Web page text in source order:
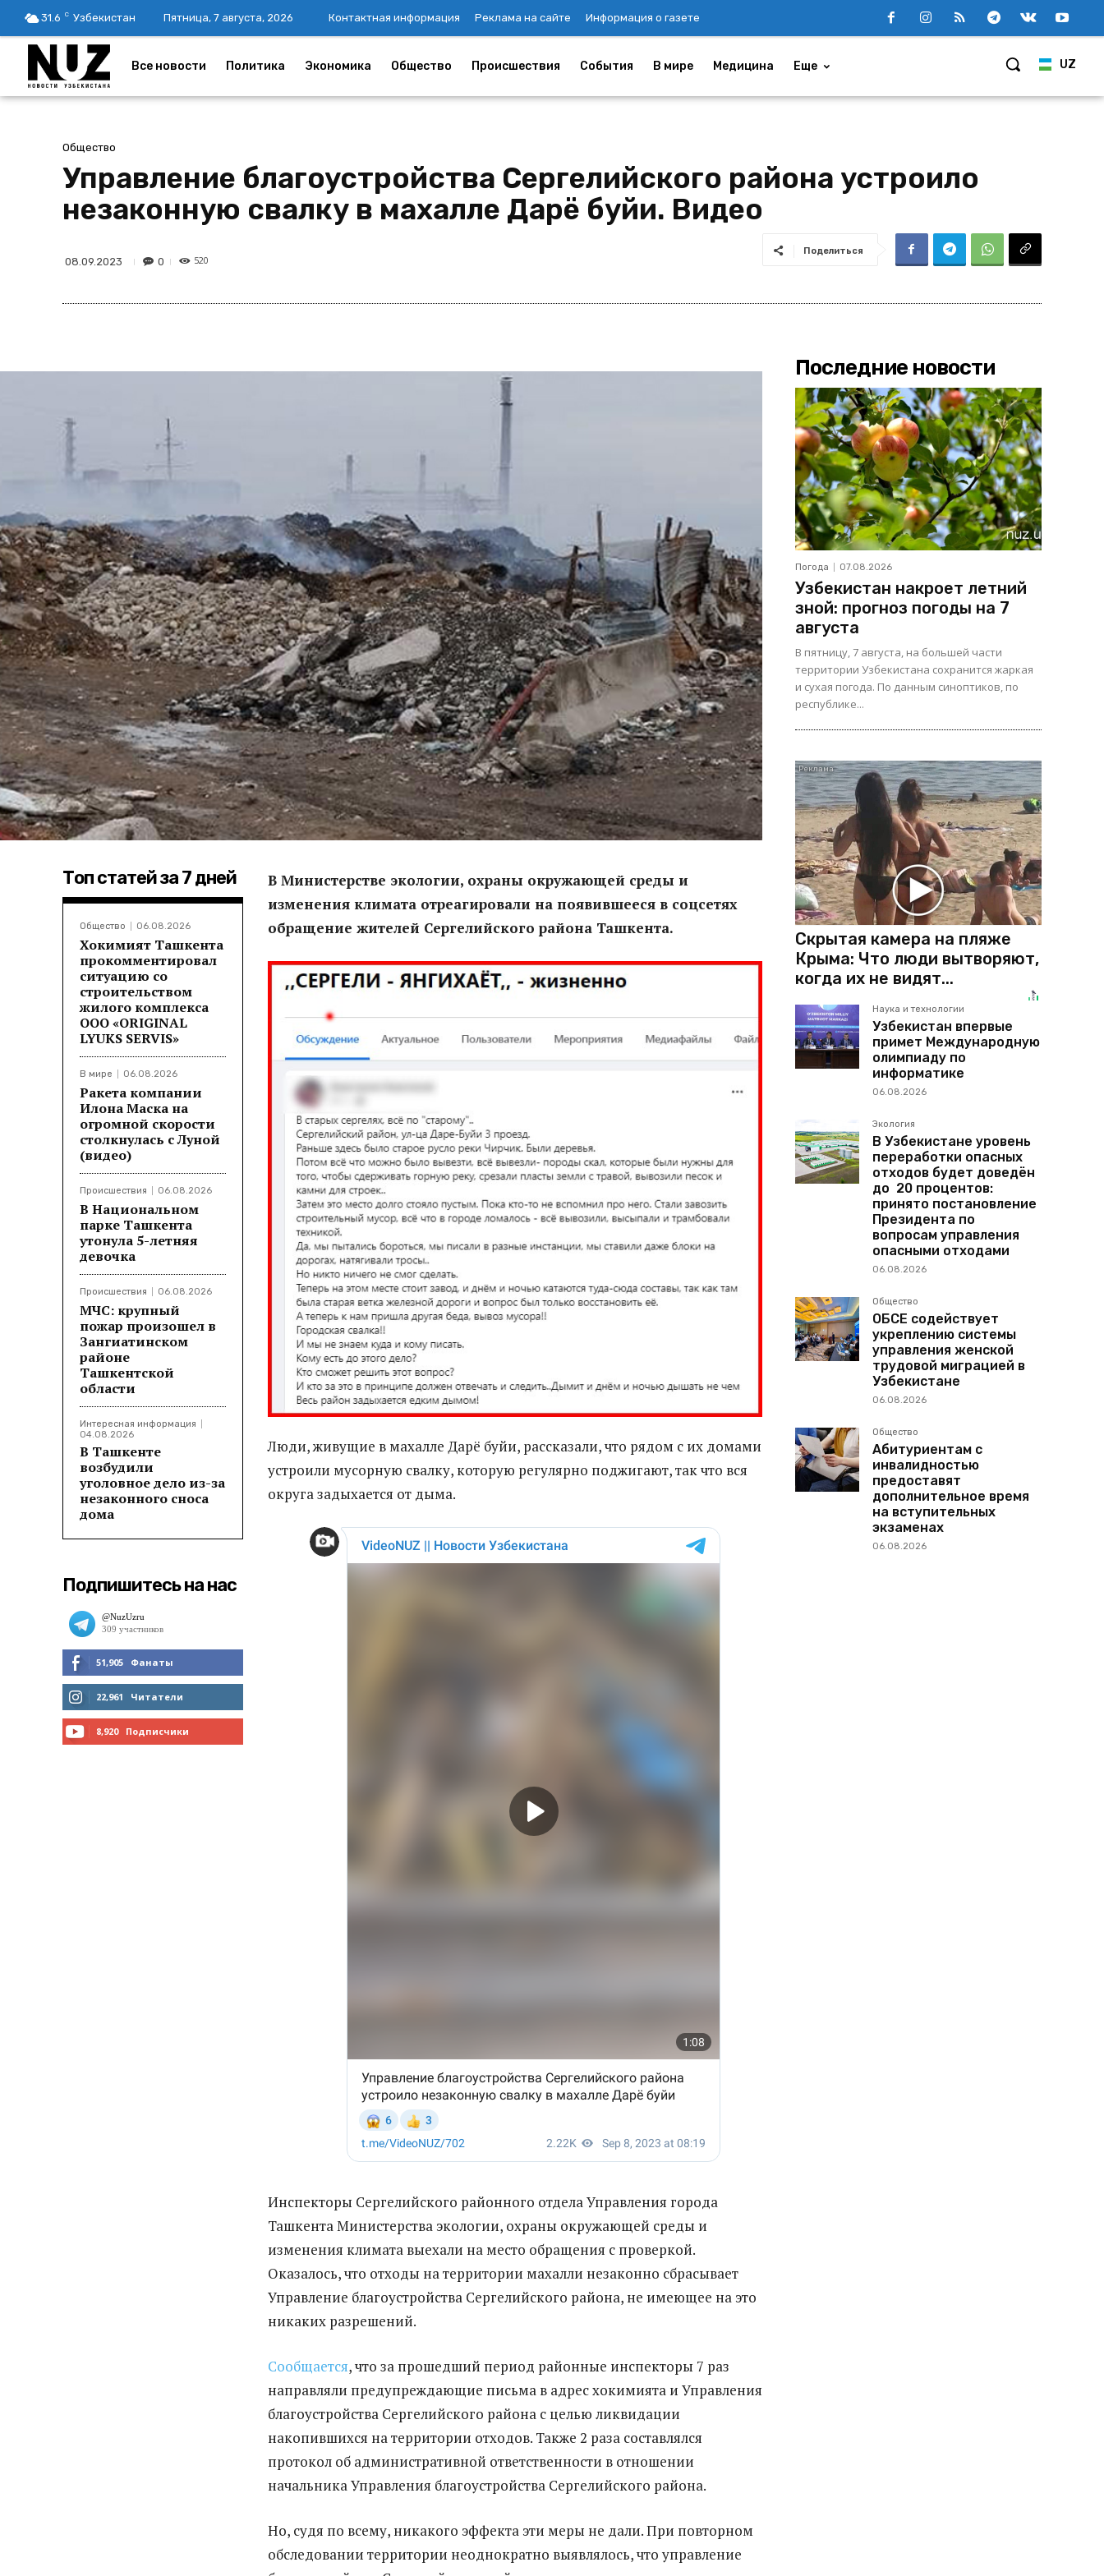
31.6 C Узбекистан Пятница, 7 августа, 2026 Контактная информация Реклама на сайте Информация о газете
UZ
Все новости Политика Экономика Общество Происшествия События В мире Медицина Еще
Общество
Управление благоустройства Сергелийского района устроило
незаконную свалку в махалле Дарё буйи. Видео
08.09.2023 0 520
Поделиться
Топ статей за 7 дней
Общество 06.08.2026
Хокимият Ташкента
прокомментировал
ситуацию со
строительством
жилого комплекса
ООО «ORIGINAL
LYUKS SERVIS»
В мире 06.08.2026
Ракета компании
Илона Маска на
огромной скорости
столкнулась с Луной
(видео)
Происшествия 06.08.2026
В Национальном
парке Ташкента
утонула 5-летняя
девочка
Происшествия 06.08.2026
МЧС: крупный
пожар произошел в
Зангиатинском
районе
Ташкентской
области
Интересная информация
04.08.2026
В Ташкенте
возбудили
уголовное дело из-за
незаконного сноса
дома
Подпишитесь на нас
51,905 Фанаты
МНЕ НРАВИТСЯ
22,961 Читатели
8,920 Подписчики
В Министерстве экологии, охраны окружающей среды и
изменения климата отреагировали на появившееся в соцсетях
обращение жителей Сергелийского района Ташкента.
Люди, живущие в махалле Дарё буйи, рассказали, что рядом с их домами
устроили мусорную свалку, которую регулярно поджигают, так что вся
округа задыхается от дыма.
Инспекторы Сергелийского районного отдела Управления города
Ташкента Министерства экологии, охраны окружающей среды и
изменения климата выехали на место обращения с проверкой.
Оказалось, что отходы на территории махалли незаконно сбрасывает
Управление благоустройства Сергелийского района, не имеющее на это
никаких разрешений.
Сообщается, что за прошедший период районные инспекторы 7 раз
направляли предупреждающие письма в адрес хокимията и Управления
благоустройства Сергелийского района с целью ликвидации
накопившихся на территории отходов. Также 2 раза составлялся
протокол об административной ответственности в отношении
начальника Управления благоустройства Сергелийского района.
Но, судя по всему, никакого эффекта эти меры не дали. При повторном
обследовании территории неоднократно выявлялось, что управление
Последние новости
Погода 07.08.2026
Узбекистан накроет летний
зной: прогноз погоды на 7
августа
В пятницу, 7 августа, на большей части
территории Узбекистана сохранится жаркая
и сухая погода. По данным синоптиков, по
республике...
Скрытая камера на пляже
Крыма: Что люди вытворяют,
когда их не видят...
Наука и технологии
Узбекистан впервые
примет Международную
олимпиаду по
информатике
06.08.2026
Экология
В Узбекистане уровень
переработки опасных
отходов будет доведён
до 20 процентов:
принято постановление
Президента по
вопросам управления
опасными отходами
06.08.2026
Общество
ОБСЕ содействует
укреплению системы
управления женской
трудовой миграцией в
Узбекистане
06.08.2026
Общество
Абитуриентам с
инвалидностью
предоставят
дополнительное время
на вступительных
экзаменах
06.08.2026